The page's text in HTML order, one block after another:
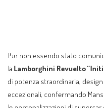
Pur non essendo stato
la Lamborghini Revuelto
di potenza straordinaria,
eccezionali, confermando